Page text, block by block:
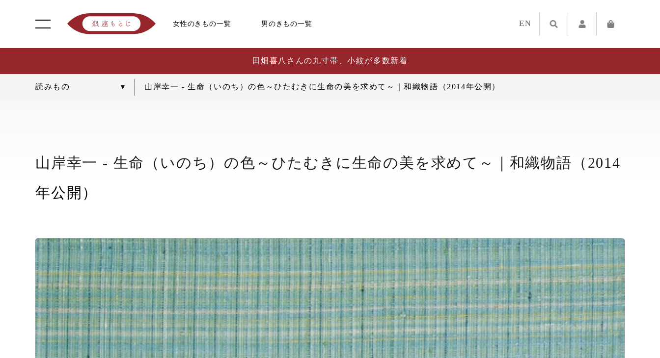
女性のきもの一覧 男のきもの一覧 EN
田畑喜八さんの九寸帯、小紋が多数新着
山岸幸一 - 生命（いのち）の色～ひたむきに生命の美を求めて～｜和織物語（2014年公開）
山岸幸一 - 生命（いのち）の色～ひたむきに生命の美を求めて～｜和織物語（2014
年公開）